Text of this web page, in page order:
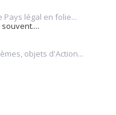
légal en folie...
objets d'Action...